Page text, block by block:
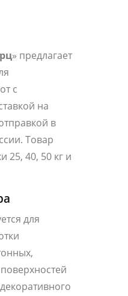
» предлагает
с
на
в
Товар
25, 40, 50 кг и
для